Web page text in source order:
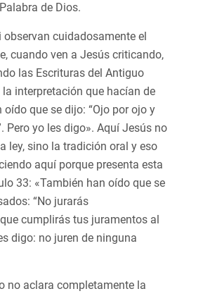
de Dios.
observan cuidadosamente el
cuando ven a Jesús criticando,
las Escrituras del Antiguo
interpretación que hacían de
oído que se dijo: “Ojo por ojo y
Pero yo les digo». Aquí Jesús no
ley, sino la tradición oral y eso
aquí porque presenta esta
33: «También han oído que se
“No jurarás
cumplirás tus juramentos al
digo: no juren de ninguna
no aclara completamente la